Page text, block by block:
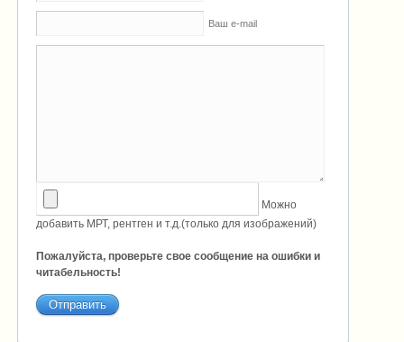
Ваш e-mail
Можно
добавить МРТ, рентген и т.д.(только для изображений)
Пожалуйста, проверьте свое сообщение на ошибки и
читабельность!